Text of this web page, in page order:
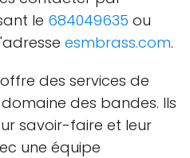
le 684049635 ou
esmbrass.com.
offre des services de
des bandes. Ils
savoir-faire et leur
une équipe